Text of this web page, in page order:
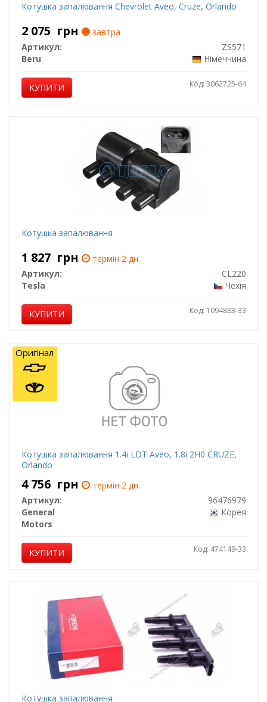
Котушка запалювання Chevrolet Aveo, Cruze, Orlando
2 075 грн
завтра
Артикул:
ZS571
Beru
Німеччина
КУПИТИ Код: 3062725-64
Котушка запалювання
1 827 грн
термін 2 дн.
Артикул:
CL220
Tesla
Чехія
КУПИТИ Код: 1094883-33
Котушка запалювання 1.4i LDT Aveo, 1.8i 2H0 CRUZE,
Orlando
4 756 грн
термін 2 дн.
Артикул:
96476979
General
Motors
Корея
КУПИТИ Код: 474149-33
Оригінал
Котушка запалювання